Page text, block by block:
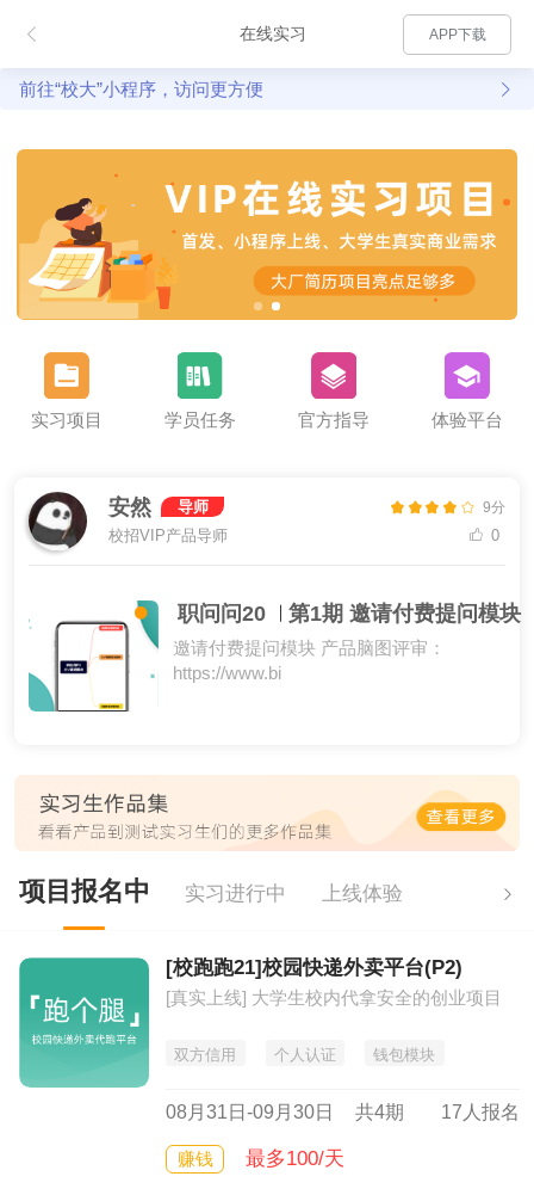
在线实习 APP下载
前往“校大”小程序，访问更方便
实习项目 学员任务 官方指导 体验平台
安然
导师
校招VIP产品导师
9分
0
职问问20 第1期 邀请付费提问模块
邀请付费提问模块 产品脑图评审：
https://www.bi
项目报名中 实习进行中 上线体验
[校跑跑21]校园快递外卖平台(P2)
[真实上线] 大学生校内代拿安全的创业项目
双方信用 个人认证 钱包模块
08月31日-09月30日 共4期 17人报名
赚钱 最多100/天